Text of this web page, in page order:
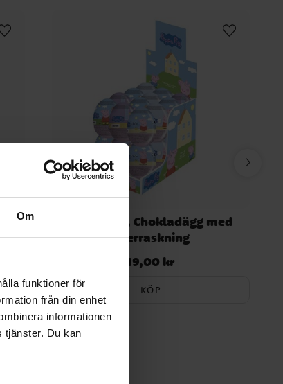
Om
funktioner för
från din enhet
informationen
tjänster. Du kan
Peppa Pig, Chokladägg med
överraskning
Pris:19,00 kr
19,00 kr
KÖP